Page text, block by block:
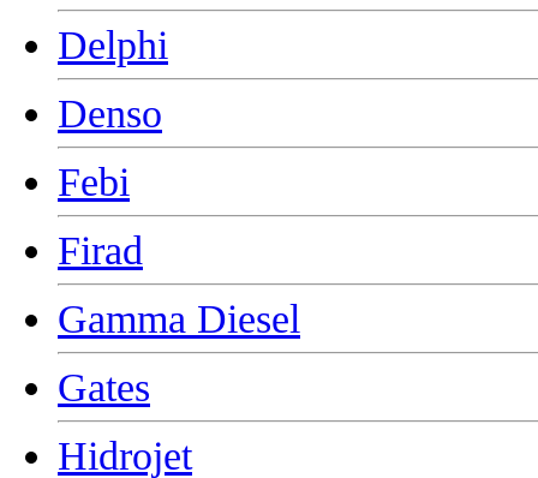
Delphi
Denso
Febi
Firad
Gamma Diesel
Gates
Hidrojet